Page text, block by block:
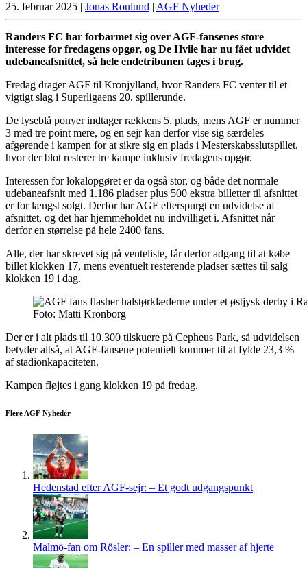
25. februar 2025 | Jonas Roulund | AGF Nyheder
Randers FC har forbarmet sig over AGF-fansenes store
interesse for fredagens opgør, og De Hviie har nu fået udvidet
udebaneafsnittet, så hele endetribunen tages i brug.
Fredag drager AGF til Kronjylland, hvor Randers FC venter til et
vigtigt slag i Superligaens 20. spillerunde.
De lyseblå ponyer indtager rækkens 5. plads, mens AGF er nummer
3 med tre point mere, og en sejr kan derfor vise sig særdeles
afgørende i kampen for at sikre sig en plads i Mesterskabsslutspillet,
hvor der blot resterer tre kampe inklusiv fredagens opgør.
Interessen for lokalopgøret er da også stor, og både det normale
udebaneafsnit med 1.186 pladser plus 500 ekstra billetter til afsnittet
er for længst solgt. Derfor har AGF efterspurgt en udvidelse af
afsnittet, og det har hjemmeholdet nu indvilliget i. Afsnittet når
derfor en størrelse på hele 2400 fans.
Alle, der har skrevet sig på venteliste, får derfor adgang til at købe
billet klokken 17, mens eventuelt resterende pladser sættes til salg
klokken 19 i dag.
Foto: Matti Kronborg
Der er i alt plads til 10.300 tilskuere på Cepheus Park, så udvidelsen
betyder altså, at AGF-fansene potentielt kommer til at fylde 23,3 %
af stadionkapaciteten.
Kampen fløjtes i gang klokken 19 på fredag.
Flere AGF Nyheder
Hedenstad efter AGF-sejr: – Et godt udgangspunkt
Malmö-fan om Rösler: – En spiller med masser af hjerte